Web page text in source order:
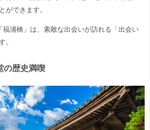
ができます。
福浦橋」は、素敵な出会いが訪れる「出会い
。
の歴史満喫